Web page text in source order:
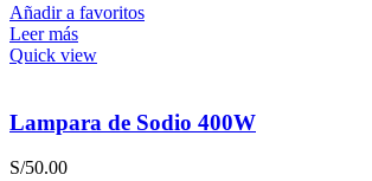
Añadir a favoritos
Leer más
Quick view
Lampara de Sodio 400W
S/50.00